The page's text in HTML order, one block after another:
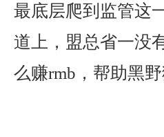
最底层爬到监管这
道上，盟总省一没
么赚rmb，帮助黑